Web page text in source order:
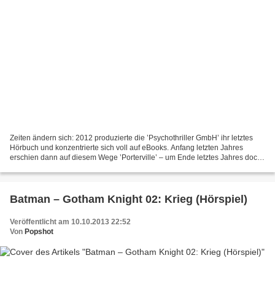
Zeiten ändern sich: 2012 produzierte die ’Psychothriller GmbH’ ihr letztes
Hörbuch und konzentrierte sich voll auf eBooks. Anfang letzten Jahres
erschien dann auf diesem Wege ’Porterville’ – um Ende letztes Jahres doch
Batman – Gotham Knight 02: Krieg (Hörspiel)
Veröffentlicht am 10.10.2013 22:52
Von Popshot